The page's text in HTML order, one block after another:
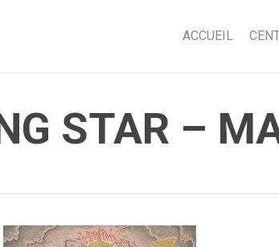
ACCUEIL
STAR –